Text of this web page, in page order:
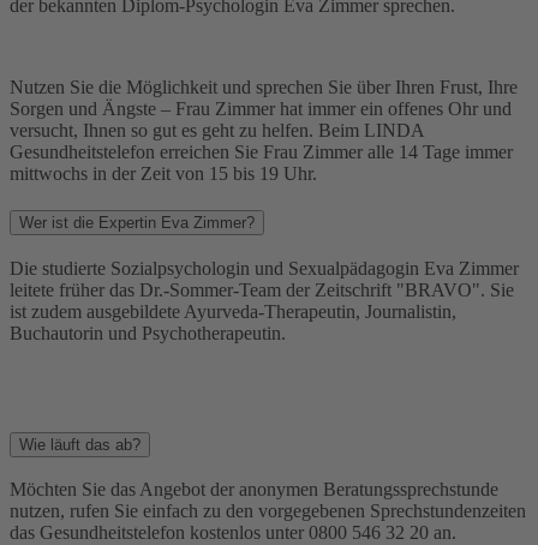
der bekannten Diplom-Psychologin Eva Zimmer sprechen.
Nutzen Sie die Möglichkeit und sprechen Sie über Ihren Frust, Ihre
Sorgen und Ängste – Frau Zimmer hat immer ein offenes Ohr und
versucht, Ihnen so gut es geht zu helfen. Beim LINDA
Gesundheitstelefon erreichen Sie Frau Zimmer alle 14 Tage immer
mittwochs in der Zeit von 15 bis 19 Uhr.
Wer ist die Expertin Eva Zimmer?
Die studierte Sozialpsychologin und Sexualpädagogin Eva Zimmer
leitete früher das Dr.-Sommer-Team der Zeitschrift "BRAVO". Sie
ist zudem ausgebildete Ayurveda-Therapeutin, Journalistin,
Buchautorin und Psychotherapeutin.
Wie läuft das ab?
Möchten Sie das Angebot der anonymen Beratungssprechstunde
nutzen, rufen Sie einfach zu den vorgegebenen Sprechstundenzeiten
das Gesundheitstelefon kostenlos unter 0800 546 32 20 an.